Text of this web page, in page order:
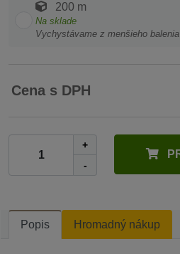
200 m
Na sklade
Vychystávame z menšieho balenia
Cena s DPH
+
-
Popis Hromadný nákup